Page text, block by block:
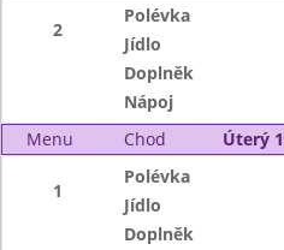
2
Polévka
Jídlo
Doplněk
Nápoj
Menu
Chod Úterý
1
Polévka
Jídlo
Doplněk